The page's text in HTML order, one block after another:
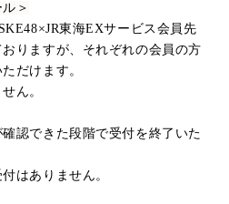
＞
SKE48×JR東海EXサービス会員先
りますが、それぞれの会員の方
だけます。
ん。
認できた段階で受付を終了いた
はありません。